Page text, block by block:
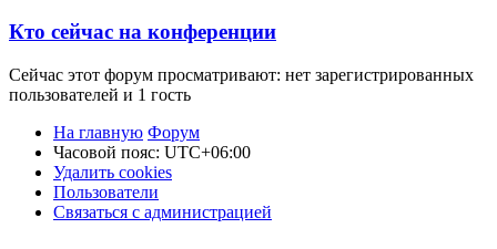
Кто сейчас на конференции
Сейчас этот форум просматривают: нет зарегистрированных
пользователей и 1 гость
На главную Форум
Часовой пояс: UTC+06:00
Удалить cookies
Пользователи
Связаться с администрацией